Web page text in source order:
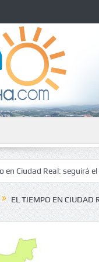
Real: seguirá el tiempo
EL TIEMPO EN CIUDAD